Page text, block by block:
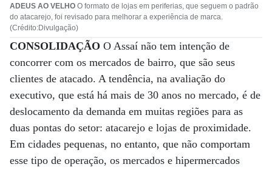
ADEUS AO VELHO O formato de lojas em periferias, que seguem o padrão
do atacarejo, foi revisado para melhorar a experiência de marca.
(Crédito:Divulgação)
CONSOLIDAÇÃO O Assaí não tem intenção de
concorrer com os mercados de bairro, que são seus
clientes de atacado. A tendência, na avaliação do
executivo, que está há mais de 30 anos no mercado, é de
deslocamento da demanda em muitas regiões para as
duas pontas do setor: atacarejo e lojas de proximidade.
Em cidades pequenas, no entanto, que não comportam
esse tipo de operação, os mercados e hipermercados